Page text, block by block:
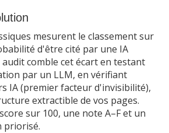
mesurent le classement sur
d'être cité par une IA
comble cet écart en testant
par un LLM, en vérifiant
IA (premier facteur d'invisibilité),
extractible de vos pages.
sur 100, une note A–F et un
priorisé.